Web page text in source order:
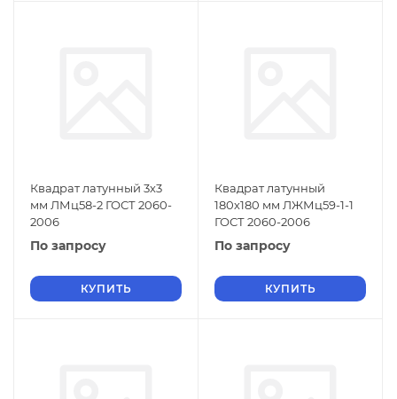
Квадрат латунный 3х3
мм ЛМц58-2 ГОСТ 2060-
2006
По запросу
КУПИТЬ
Квадрат латунный
180х180 мм ЛЖМц59-1-1
ГОСТ 2060-2006
По запросу
КУПИТЬ